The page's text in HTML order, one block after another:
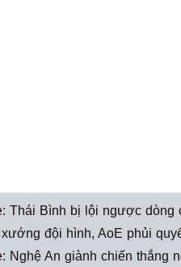
Thái Bình bị lội ngược dòng
đội hình, AoE phủi
Nghệ An giành chiến thắng